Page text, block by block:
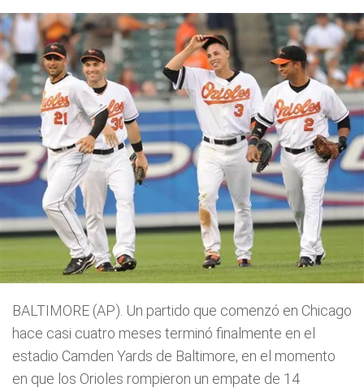
BALTIMORE (AP). Un partido que comenzó en Chicago
hace casi cuatro meses terminó finalmente en el
estadio Camden Yards de Baltimore, en el momento
en que los Orioles rompieron un empate de 14